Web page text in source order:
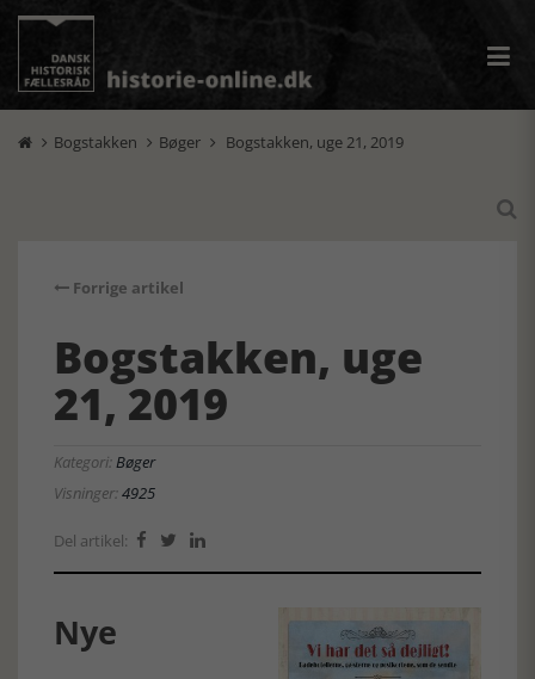
 Bogstakken  Bøger  Bogstakken, uge 21, 2019

Forrige artikel
Bogstakken, uge
21, 2019
Kategori:Bøger
Visninger:4925
Del artikel:   
Nye